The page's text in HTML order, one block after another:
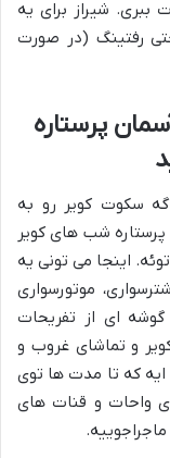
شیراز برای یه
رفتینگ (در صورت
پرستاره
سکوت کویر رو به
شب های کویر
اینجا می تونی یه
موتورسواری
ای از تفریحات
و تماشای غروب و
ایه که تا مدت ها توی
واحات و قنات های